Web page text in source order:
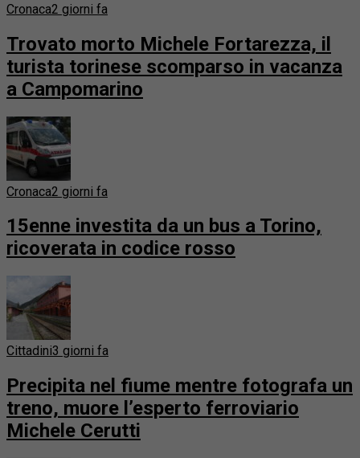
Cronaca2 giorni fa
Trovato morto Michele Fortarezza, il
turista torinese scomparso in vacanza
a Campomarino
Cronaca2 giorni fa
15enne investita da un bus a Torino,
ricoverata in codice rosso
Cittadini3 giorni fa
Precipita nel fiume mentre fotografa un
treno, muore l’esperto ferroviario
Michele Cerutti